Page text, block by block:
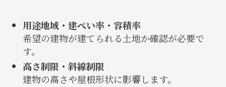
用途地域・建ぺい率・容積率
希望の建物が建てられる土地か確認が必要で
す。
高さ制限・斜線制限
建物の高さや屋根形状に影響します。